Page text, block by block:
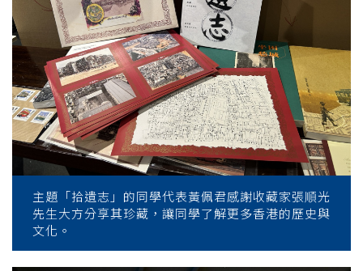
主題「拾遺志」的同學代表黃佩君感謝收藏家張順光
先生大方分享其珍藏，讓同學了解更多香港的歷史與
文化。